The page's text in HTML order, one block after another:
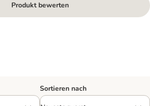
Produkt bewerten
Sortieren nach